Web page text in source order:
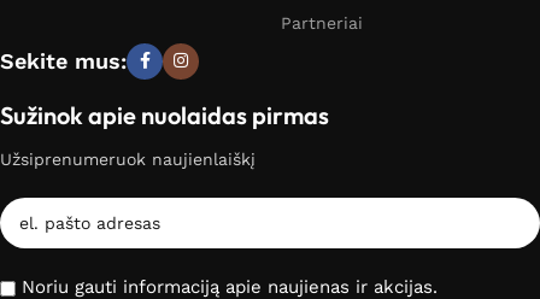
Partneriai
Sekite mus:
Sužinok apie nuolaidas pirmas
Užsiprenumeruok naujienlaiškį
Noriu gauti informaciją apie naujienas ir akcijas.